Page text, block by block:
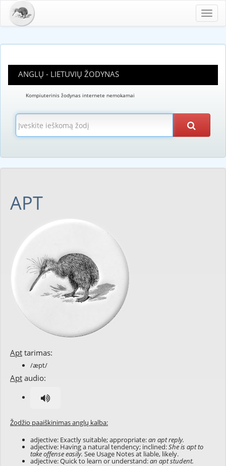
ANGLŲ - LIETUVIŲ ŽODYNAS
Kompiuterinis žodynas internete nemokamai
APT
Apt tarimas:
/æpt/
Apt audio:
Žodžio paaiškinimas anglų kalba:
adjective: Exactly suitable; appropriate:an apt reply.
adjective: Having a natural tendency; inclined:She is apt to
take offense easily. See Usage Notes at liable, likely.
adjective: Quick to learn or understand:an apt student.